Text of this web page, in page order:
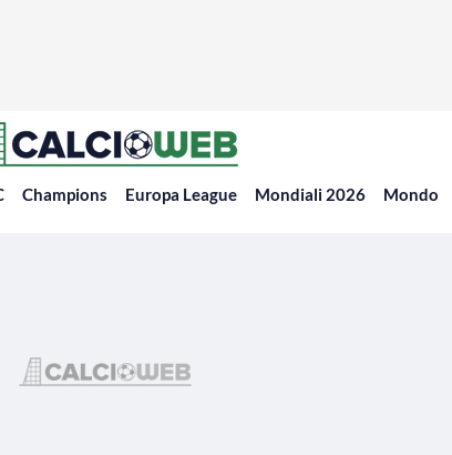
Champions Europa League Mondiali 2026 Mondo